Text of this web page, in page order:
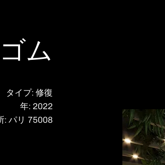
ゴム
タイプ: 修復
年: 2022
: パリ 75008